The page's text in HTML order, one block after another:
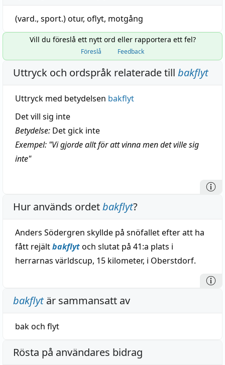
(vard., sport.)otur, oflyt, motgång
Vill du föreslå ett nytt ord eller rapportera ett fel?
Föreslå Feedback
Uttryck och ordspråk relaterade till bakflyt
Uttryck med betydelsen bakflyt
Det vill sig inte
Betydelse: Det gick inte
Exempel: "Vi gjorde allt för att vinna men det ville sig
inte"
Hur används ordetbakflyt?
Anders Södergren skyllde på snöfallet efter att ha
fått rejältbakflytoch slutat på 41:a plats i
herrarnas världscup, 15 kilometer, i Oberstdorf.
bakflytär sammansatt av
bakoch flyt
Rösta på användares bidrag